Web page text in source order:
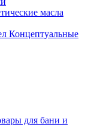
масла
Концептуальные
для бани и